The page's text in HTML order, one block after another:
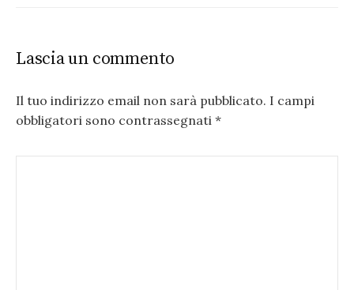
Lascia un commento
Il tuo indirizzo email non sarà pubblicato. I campi
obbligatori sono contrassegnati *